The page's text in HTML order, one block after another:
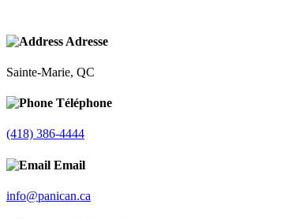
Adresse
Sainte-Marie, QC
Téléphone
(418) 386-4444
Email
info@panican.ca